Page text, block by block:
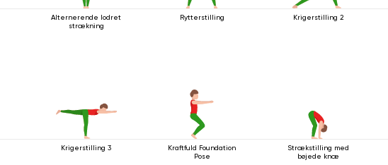
Alternerende lodret
strækning
Rytterstilling Krigerstilling 2
Krigerstilling 3
Kraftfuld Foundation
Pose
Strækstilling med
bøjede knæ